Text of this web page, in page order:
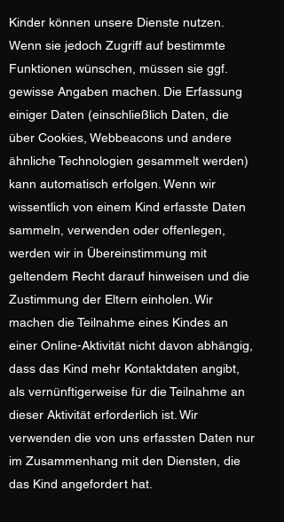
Kinder können unsere Dienste nutzen.
Wenn sie jedoch Zugriff auf bestimmte
Funktionen wünschen, müssen sie ggf.
gewisse Angaben machen. Die Erfassung
einiger Daten (einschließlich Daten, die
über Cookies, Webbeacons und andere
ähnliche Technologien gesammelt werden)
kann automatisch erfolgen. Wenn wir
wissentlich von einem Kind erfasste Daten
sammeln, verwenden oder offenlegen,
werden wir in Übereinstimmung mit
geltendem Recht darauf hinweisen und die
Zustimmung der Eltern einholen. Wir
machen die Teilnahme eines Kindes an
einer Online-Aktivität nicht davon abhängig,
dass das Kind mehr Kontaktdaten angibt,
als vernünftigerweise für die Teilnahme an
dieser Aktivität erforderlich ist. Wir
verwenden die von uns erfassten Daten nur
im Zusammenhang mit den Diensten, die
das Kind angefordert hat.